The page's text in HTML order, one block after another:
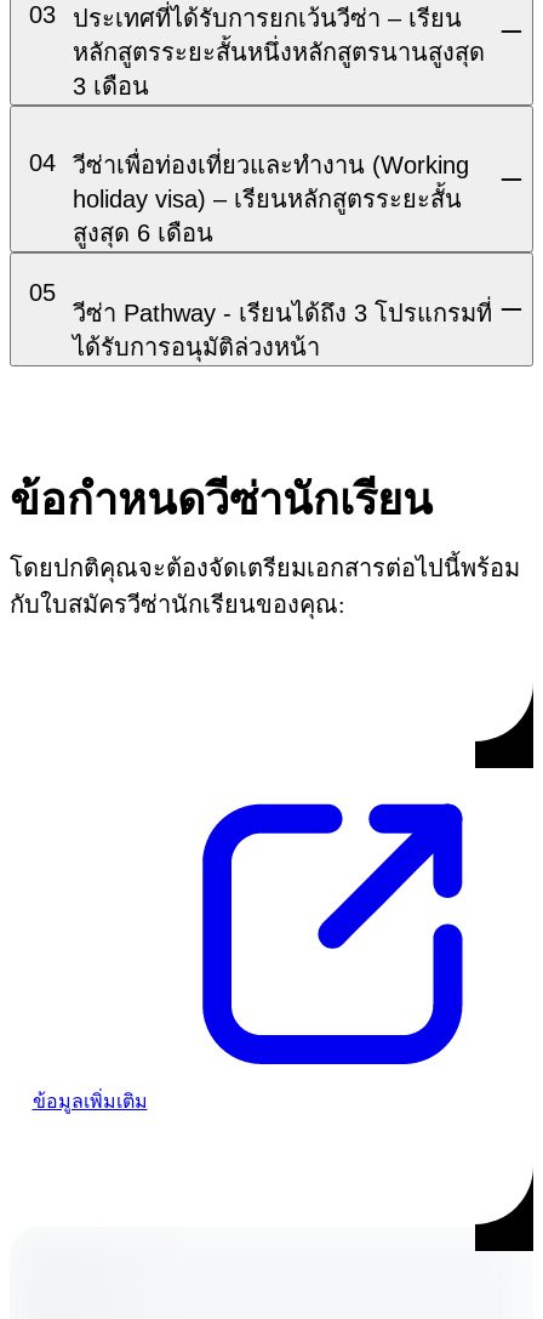
03
ประเทศที่ได้รับการยกเว้นวีซ่า – เรียน
หลักสูตรระยะสั้นหนึ่งหลักสูตรนานสูงสุด
3 เดือน
04
วีซ่าเพื่อท่องเที่ยวและทำงาน (Working
holiday visa) – เรียนหลักสูตรระยะสั้น
สูงสุด 6 เดือน
05
วีซ่า Pathway - เรียนได้ถึง 3 โปรแกรมที่
ได้รับการอนุมัติล่วงหน้า
ข้อกำหนดวีซ่านักเรียน
โดยปกติคุณจะต้องจัดเตรียมเอกสารต่อไปนี้พร้อม
กับใบสมัครวีซ่านักเรียนของคุณ:
ข้อมูลเพิ่มเติม